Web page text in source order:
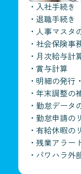
・ 入社手続き
・ 退職手続き
・ 人事マスタ
・ 社会保険事
・ 月次給与計
・ 賞与計算
・ 明細の発行
・ 年末調整の
・ 勤怠データ
・ 勤怠申請の
・ 有給休暇の
・ 残業アラー
・ パワハラ外